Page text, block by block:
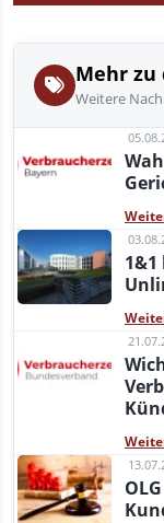
Mehr zu
Weitere